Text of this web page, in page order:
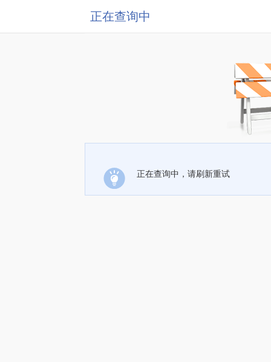
正在查询中
正在查询中，请刷新重试